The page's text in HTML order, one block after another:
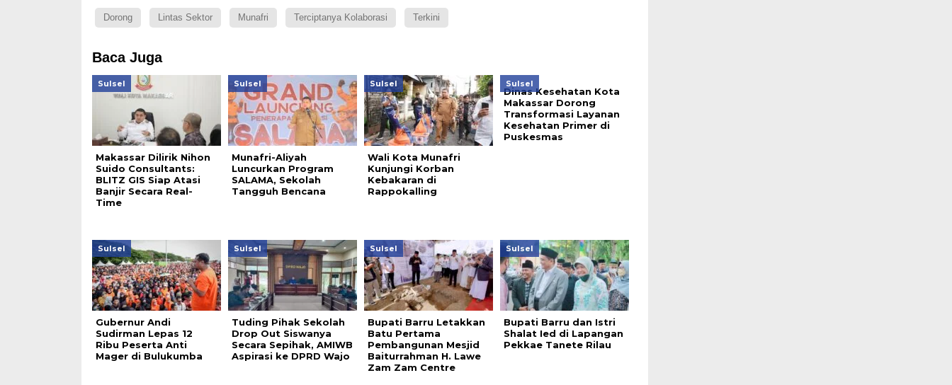
Dorong Lintas Sektor Munafri Terciptanya Kolaborasi Terkini
Baca Juga
Sulsel
Makassar Dilirik Nihon
Suido Consultants:
BLITZ GIS Siap Atasi
Banjir Secara Real-
Time
Sulsel
Munafri-Aliyah
Luncurkan Program
SALAMA, Sekolah
Tangguh Bencana
Sulsel
Wali Kota Munafri
Kunjungi Korban
Kebakaran di
Rappokalling
Sulsel
Dinas Kesehatan Kota
Makassar Dorong
Transformasi Layanan
Kesehatan Primer di
Puskesmas
Sulsel
Gubernur Andi
Sudirman Lepas 12
Ribu Peserta Anti
Mager di Bulukumba
Sulsel
Tuding Pihak Sekolah
Drop Out Siswanya
Secara Sepihak, AMIWB
Aspirasi ke DPRD Wajo
Sulsel
Bupati Barru Letakkan
Batu Pertama
Pembangunan Mesjid
Baiturrahman H. Lawe
Zam Zam Centre
Sulsel
Bupati Barru dan Istri
Shalat Ied di Lapangan
Pekkae Tanete Rilau